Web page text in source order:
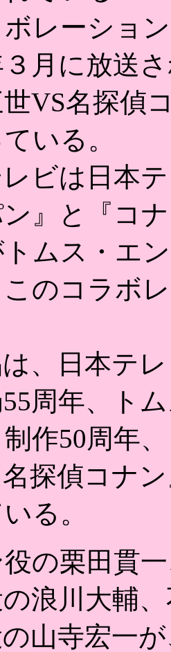
レーショ
３月に放送
VS名探偵
いる。
ビは日本
ン』と『コ
ムス・エ
このコラボ
、日本テ
55周年、ト
作50周年
探偵コナ
る。
の栗田貫
浪川大輔
山寺宏一